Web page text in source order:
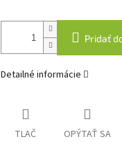
Pridať
Detailné informácie
TLAČ OPÝTAŤ SA